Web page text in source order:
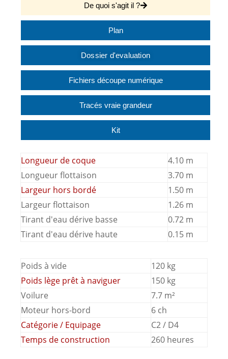
De quoi s'agit il ?
Plan
Dossier d'evaluation
Fichiers découpe numérique
Tracés vraie grandeur
Kit
Longueur de coque
4.10 m
Longueur flottaison
3.70 m
Largeur hors bordé
1.50 m
Largeur flottaison
1.26 m
Tirant d'eau dérive basse
0.72 m
Tirant d'eau dérive haute
0.15 m
Poids à vide
120 kg
Poids lège prêt à naviguer
150 kg
Voilure
7.7 m²
Moteur hors-bord
6 ch
Catégorie / Equipage
C2 / D4
Temps de construction
260 heures